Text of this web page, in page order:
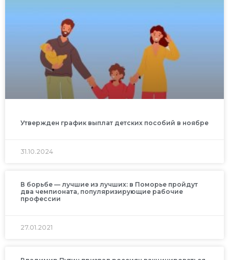
Утвержден график выплат детских пособий в ноябре
31.10.2024
В борьбе — лучшие из лучших: в Поморье пройдут
два чемпионата, популяризирующие рабочие
профессии
27.01.2021